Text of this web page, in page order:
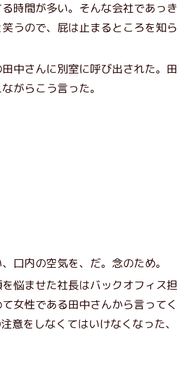
時間が多い。そんな会社であっき
うので、屁は止まるところを知ら
中さんに別室に呼び出された。田
がらこう言った。
口内の空気を、だ。念のため。
悩ませた社長はバックオフィス担
女性である田中さんから言ってく
をしなくてはいけなくなった、